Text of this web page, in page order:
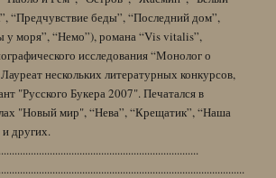
“Предчувствие беды”, “Последний дом”,
у моря”, “Немо”), романа “Vis vitalis”,
исследования “Монолог о
нескольких литературных конкурсов,
"Русского Букера 2007". Печатался в
"Новый мир", “Нева”, “Крещатик”, “Наша
и других.